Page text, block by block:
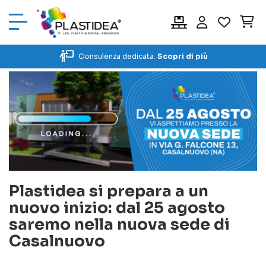
Consulenza dedicata. Scopri di più
Plastidea si prepara a un
nuovo inizio: dal 25 agosto
saremo nella nuova sede di
Casalnuovo